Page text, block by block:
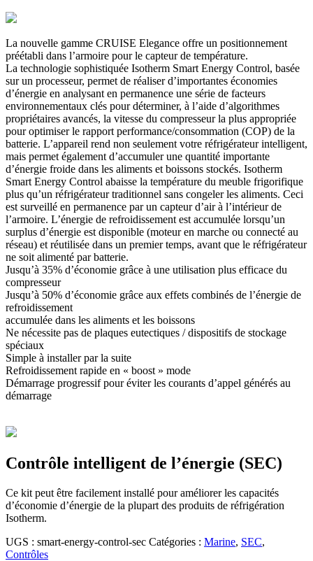
La nouvelle gamme CRUISE Elegance offre un positionnement
préétabli dans l’armoire pour le capteur de température.
La technologie sophistiquée Isotherm Smart Energy Control, basée
sur un processeur, permet de réaliser d’importantes économies
d’énergie en analysant en permanence une série de facteurs
environnementaux clés pour déterminer, à l’aide d’algorithmes
propriétaires avancés, la vitesse du compresseur la plus appropriée
pour optimiser le rapport performance/consommation (COP) de la
batterie. L’appareil rend non seulement votre réfrigérateur intelligent,
mais permet également d’accumuler une quantité importante
d’énergie froide dans les aliments et boissons stockés. Isotherm
Smart Energy Control abaisse la température du meuble frigorifique
plus qu’un réfrigérateur traditionnel sans congeler les aliments. Ceci
est surveillé en permanence par un capteur d’air à l’intérieur de
l’armoire. L’énergie de refroidissement est accumulée lorsqu’un
surplus d’énergie est disponible (moteur en marche ou connecté au
réseau) et réutilisée dans un premier temps, avant que le réfrigérateur
ne soit alimenté par batterie.
Jusqu’à 35% d’économie grâce à une utilisation plus efficace du
compresseur
Jusqu’à 50% d’économie grâce aux effets combinés de l’énergie de
refroidissement
accumulée dans les aliments et les boissons
Ne nécessite pas de plaques eutectiques / dispositifs de stockage
spéciaux
Simple à installer par la suite
Refroidissement rapide en « boost » mode
Démarrage progressif pour éviter les courants d’appel générés au
démarrage
Contrôle intelligent de l’énergie (SEC)
Ce kit peut être facilement installé pour améliorer les capacités
d’économie d’énergie de la plupart des produits de réfrigération
Isotherm.
UGS : smart-energy-control-sec Catégories : Marine, SEC,
Contrôles